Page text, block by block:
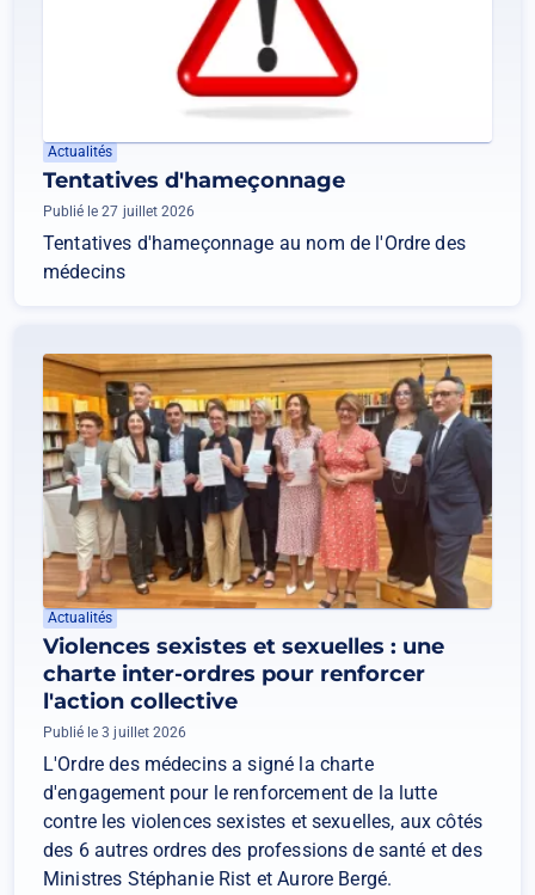
Actualités
Tentatives d'hameçonnage
Publié le 27 juillet 2026
Tentatives d'hameçonnage au nom de l'Ordre des
médecins
Actualités
Violences sexistes et sexuelles : une
charte inter-ordres pour renforcer
l'action collective
Publié le 3 juillet 2026
L'Ordre des médecins a signé la charte
d'engagement pour le renforcement de la lutte
contre les violences sexistes et sexuelles, aux côtés
des 6 autres ordres des professions de santé et des
Ministres Stéphanie Rist et Aurore Bergé.